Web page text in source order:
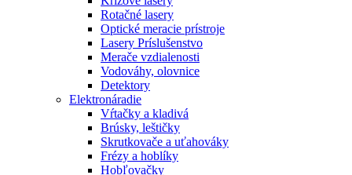
Rotačné lasery
Optické meracie prístroje
Lasery Príslušenstvo
Merače vzdialenosti
Vodováhy, olovnice
Detektory
Elektronáradie
Vŕtačky a kladivá
Brúsky, leštičky
Skrutkovače a uťahováky
Frézy a hoblíky
Hobľovačky